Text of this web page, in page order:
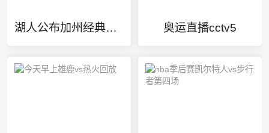
湖人公布加州经典赛赛程 奥运直播cctv5